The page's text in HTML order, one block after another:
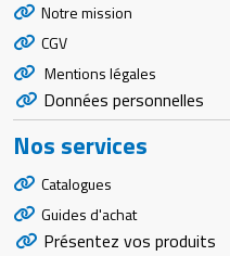
Notre mission
CGV
Mentions légales
Données personnelles
Nos services
Catalogues
Guides d'achat
Présentez vos produits